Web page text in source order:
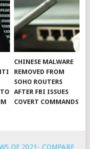
CHINESE MALWARE
REMOVED FROM
SOHO ROUTERS
AFTER FBI ISSUES
COVERT COMMANDS
OF 2021- COMPARE